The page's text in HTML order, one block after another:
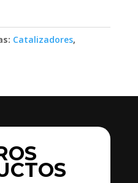
Catalizadores,